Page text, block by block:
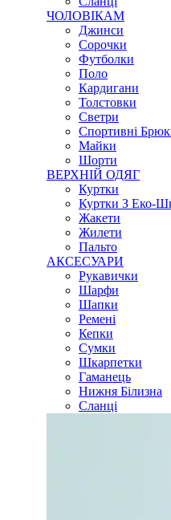
ЧОЛОВІКАМ
Джинси
Сорочки
Футболки
Поло
Кардигани
Толстовки
Светри
Спортивні
Майки
Шорти
ВЕРХНІЙ ОДЯГ
Куртки
Куртки З Еко-
Жакети
Жилети
Пальто
АКСЕСУАРИ
Рукавички
Шарфи
Шапки
Ремені
Кепки
Сумки
Шкарпетки
Гаманець
Нижня Білизна
Сланці